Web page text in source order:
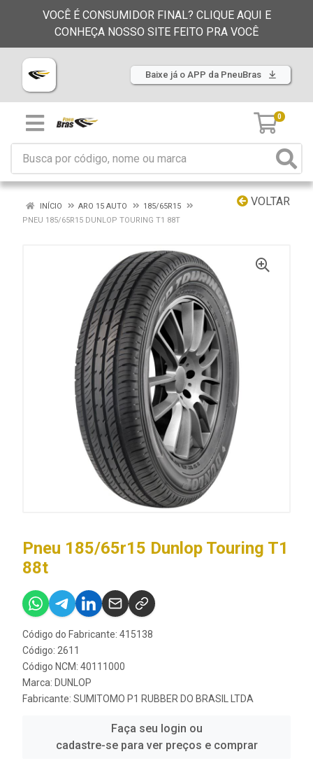
VOCÊ É CONSUMIDOR FINAL? CLIQUE AQUI E
CONHEÇA NOSSO SITE FEITO PRA VOCÊ
Baixe já o APP da PneuBras
0
VOLTAR
INÍCIO ARO 15 AUTO
185/65R15
PNEU 185/65R15 DUNLOP TOURING T1 88T
Pneu 185/65r15 Dunlop Touring T1
88t
Código do Fabricante: 415138
Código: 2611
Código NCM: 40111000
Marca: DUNLOP
Fabricante: SUMITOMO P1 RUBBER DO BRASIL LTDA
Faça seu login ou
cadastre-se para ver preços e comprar